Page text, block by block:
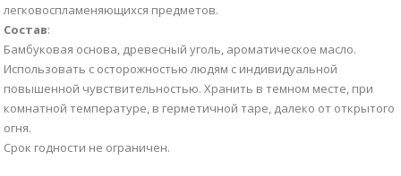
легковоспламеняющихся предметов.
Состав:
Бамбуковая основа, древесный уголь, ароматическое масло.
Использовать с осторожностью людям с индивидуальной
повышенной чувствительностью. Хранить в темном месте, при
комнатной температуре, в герметичной таре, далеко от открытого
огня.
Срок годности не ограничен.